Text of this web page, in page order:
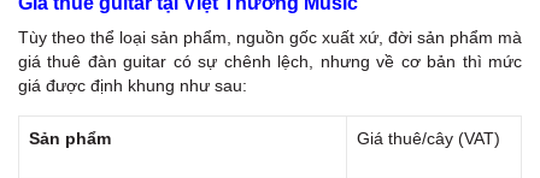
Tùy theo thể loại sản phẩm, nguồn gốc xuất xứ, đời sản phẩm mà
giá thuê đàn guitar có sự chênh lệch, nhưng về cơ bản thì mức
giá được định khung như sau:
Sản phẩm Giá thuê/cây (VAT)